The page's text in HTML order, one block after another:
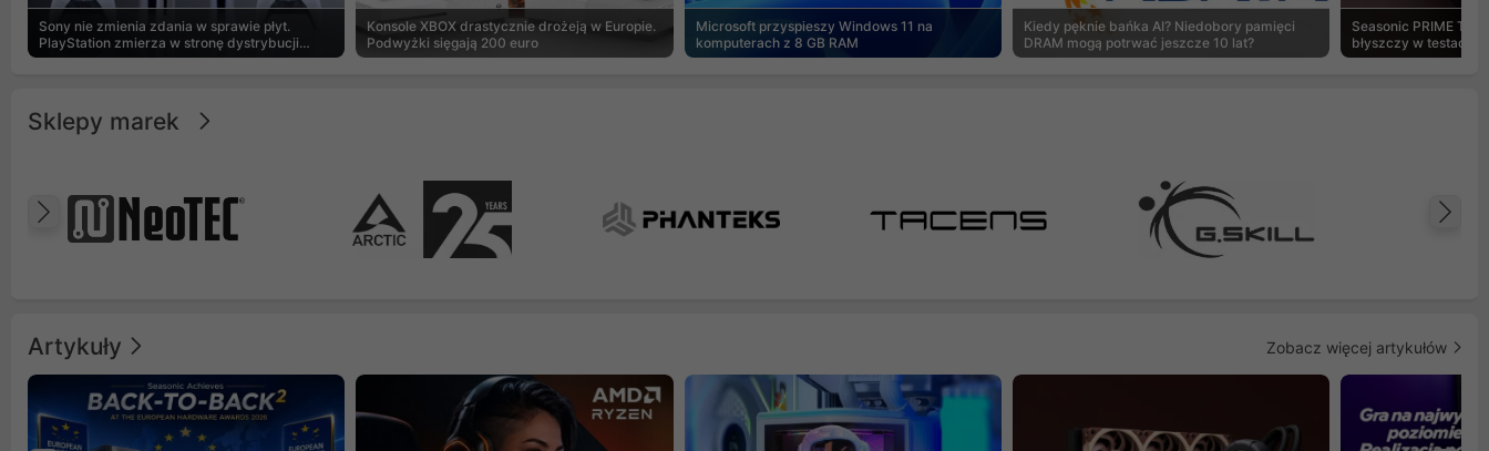
Sony nie zmienia zdania w sprawie płyt.
PlayStation zmierza w stronę dystrybucji
cyfrowej
Konsole XBOX drastycznie drożeją w Europie.
Podwyżki sięgają 200 euro
Microsoft przyspieszy Windows 11 na
komputerach z 8 GB RAM
Kiedy pęknie bańka AI? Niedobory pamięci
DRAM mogą potrwać jeszcze 10 lat?
Seasonic PRIME
błyszczy w testach
Sklepy marek
Poprzedni
Artykuły Zobacz więcej artykułów